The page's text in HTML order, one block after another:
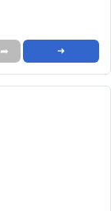
➦ ➜